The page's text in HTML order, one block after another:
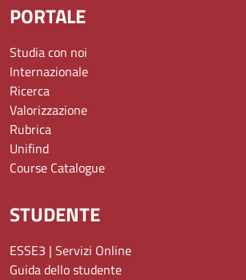
PORTALE
Studia con noi
Internazionale
Ricerca
Valorizzazione
Rubrica
Unifind
Course Catalogue
STUDENTE
ESSE3 | Servizi Online
Guida dello studente